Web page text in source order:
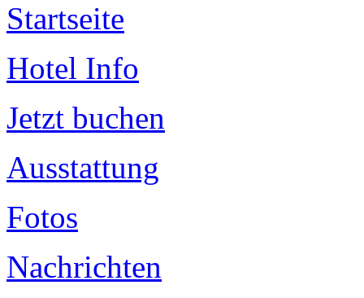
Startseite
Hotel Info
Jetzt buchen
Ausstattung
Fotos
Nachrichten